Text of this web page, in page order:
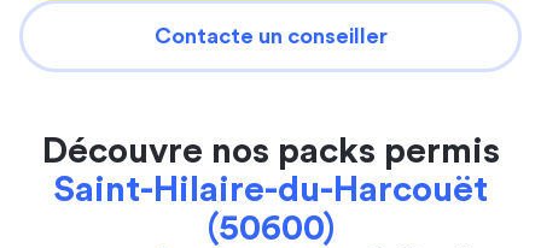
Contacte un conseiller
Découvre nos packs permis
Saint-Hilaire-du-Harcouët
(50600)